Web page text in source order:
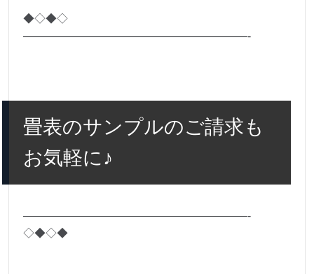
◆◇◆◇
————————————————————-
畳表のサンプルのご請求も
お気軽に♪
————————————————————-
◇◆◇◆